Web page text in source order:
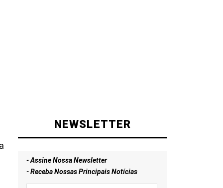
NEWSLETTER
- Assine Nossa Newsletter
- Receba Nossas Principais Notícias